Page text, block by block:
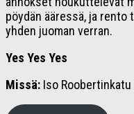
pöydän ääressä, ja rento
yhden juoman verran.
Yes Yes Yes
Missä: Iso